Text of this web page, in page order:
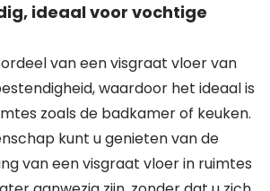
ideaal voor vochtige
van een visgraat vloer van
waardoor het ideaal is
zoals de badkamer of keuken.
kunt u genieten van de
van een visgraat vloer in ruimtes